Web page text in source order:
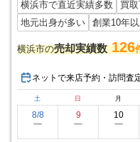
横浜市で直近実績多数 買
地元出身が多い
創業10年
横浜市の売却実績数 126
ネットで来店予約・訪問査
土 日 月
8/8
ー
9
ー
10
ー